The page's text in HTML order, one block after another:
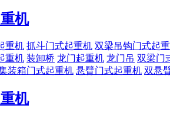
机
重机 抓斗门式起重机 双梁吊钩门式起
重机 装卸桥 龙门起重机 龙门吊 双梁门
装箱门式起重机 悬臂门式起重机 双悬
机